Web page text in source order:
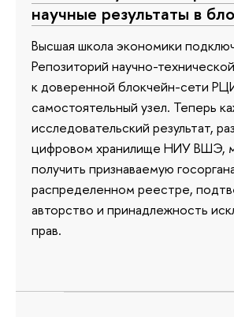
научные результаты в
Высшая школа экономики
Репозиторий научно-
к доверенной блокчейн-сети
самостоятельный узел. Теперь
исследовательский результат,
цифровом хранилище НИУ ВШЭ,
получить признаваемую
распределенном реестре,
авторство и принадлежность
прав.